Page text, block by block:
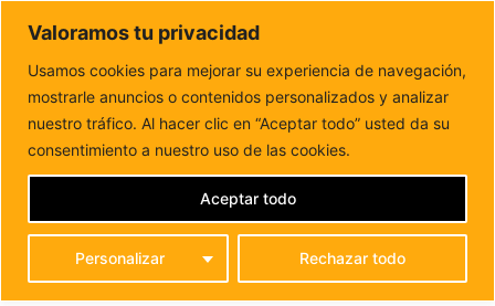
Valoramos tu privacidad
Usamos cookies para mejorar su experiencia de navegación,
mostrarle anuncios o contenidos personalizados y analizar
nuestro tráfico. Al hacer clic en “Aceptar todo” usted da su
consentimiento a nuestro uso de las cookies.
Personalizar Rechazar todo
Aceptar todo
DUNAS FM
Tu informacion de forma cercana
Inicio FUERTEVENTURA
Antigua da la bienvenida al
nuevo párroco: Eladio G. Sánchez Calderón
ANTIGUA DA LA
BIENVENIDA AL NUEVO
PÁRROCO: ELADIO G.
SÁNCHEZ CALDERÓN